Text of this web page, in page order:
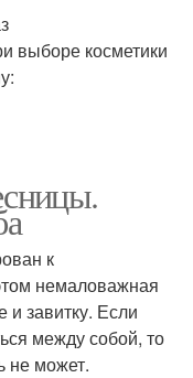
выборе косметики
к
немаловажная
и завитку. Если
между собой, то
не может.